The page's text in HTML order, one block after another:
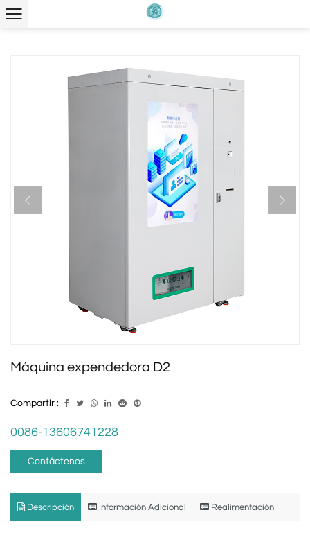
Máquina expendedora D2
Compartir :
0086-13606741228
Contáctenos
Descripción Información Adicional Realimentación